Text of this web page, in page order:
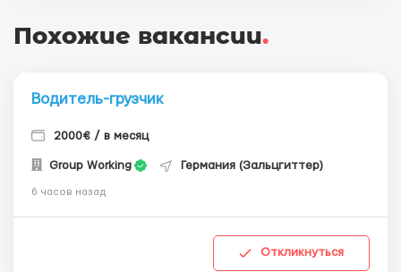
Похожие вакансии.
Водитель-грузчик
2000€ / в месяц
Group Working Германия (Зальцгиттер)
6 часов назад
Откликнуться